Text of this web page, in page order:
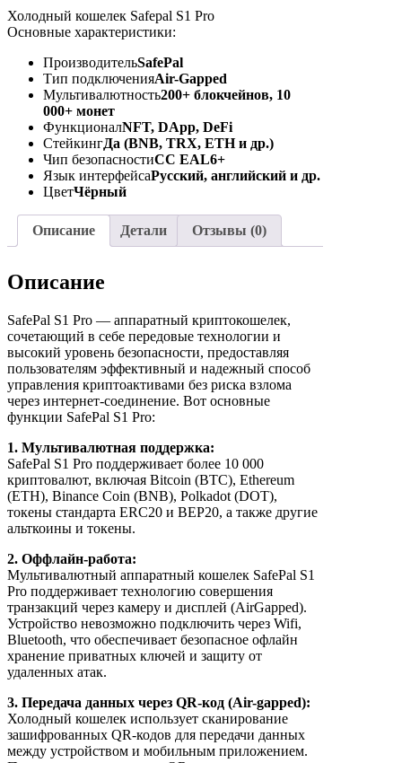
Холодный кошелек Safepal S1 Pro
Основные характеристики:
ПроизводительSafePal
Тип подключенияAir-Gapped
Мультивалютность200+ блокчейнов, 10
000+ монет
ФункционалNFT, DApp, DeFi
СтейкингДа (BNB, TRX, ETH и др.)
Чип безопасностиCC EAL6+
Язык интерфейсаРусский, английский и др.
ЦветЧёрный
Описание Детали Отзывы (0)
Описание
SafePal S1 Pro — аппаратный криптокошелек,
сочетающий в себе передовые технологии и
высокий уровень безопасности, предоставляя
пользователям эффективный и надежный способ
управления криптоактивами без риска взлома
через интернет-соединение. Вот основные
функции SafePal S1 Pro:
1. Мультивалютная поддержка:
SafePal S1 Pro поддерживает более 10 000
криптовалют, включая Bitcoin (BTC), Ethereum
(ETH), Binance Coin (BNB), Polkadot (DOT),
токены стандарта ERC20 и BEP20, а также другие
альткоины и токены.
2. Оффлайн-работа:
Мультивалютный аппаратный кошелек SafePal S1
Pro поддерживает технологию совершения
транзакций через камеру и дисплей (AirGapped).
Устройство невозможно подключить через Wifi,
Bluetooth, что обеспечивает безопасное офлайн
хранение приватных ключей и защиту от
удаленных атак.
3. Передача данных через QR-код (Air-gapped):
Холодный кошелек использует сканирование
зашифрованных QR-кодов для передачи данных
между устройством и мобильным приложением.